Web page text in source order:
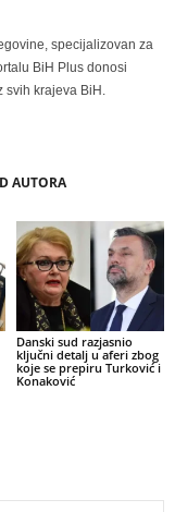
specijalizovan za
BiH Plus donosi
krajeva BiH.
AUTORA
Danski sud razjasnio
ključni detalj u aferi zbog
koje se prepiru Turković i
Konaković